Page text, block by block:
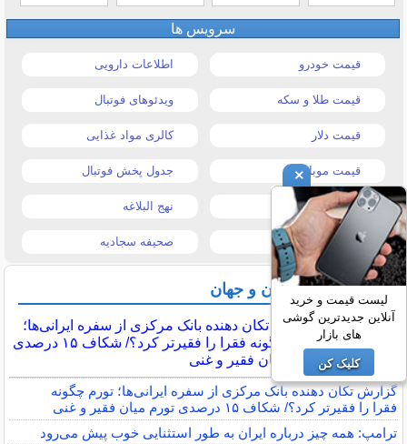
سرویس ها
قیمت خودرو اطلاعات دارویی
قیمت طلا و سکه ویدئوهای فوتبال
قیمت دلار کالری مواد غذایی
قیمت موبایل جدول پخش فوتبال
قیمت تبلت نهج البلاغه
تیتر روزنامه ها صحیفه سجادیه
آخرین اخبار ایران و جهان
گزارش تکان‌ دهنده بانک مرکزی از سفره ایرانی‌ها؛
تورم چگونه فقرا را فقیرتر کرد؟/ شکاف ۱۵ درصدی
تورم میان فقیر و غنی
گزارش تکان‌ دهنده بانک مرکزی از سفره ایرانی‌ها؛ تورم چگونه
فقرا را فقیرتر کرد؟/ شکاف ۱۵ درصدی تورم میان فقیر و غنی
ترامپ: همه چیز درباره ایران به طور استثنایی خوب پیش می‌رود
×
لیست قیمت و خرید
آنلاین جدیدترین گوشی
های بازار
کلیک کن